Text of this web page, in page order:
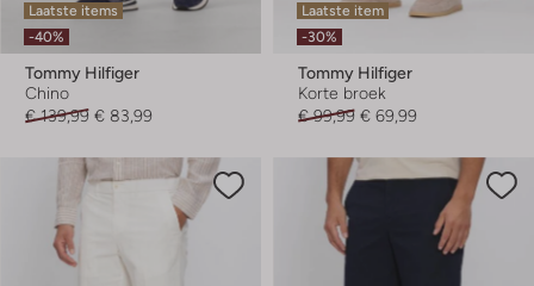
Laatste items
-40%
Tommy Hilfiger
Chino
€ 139,99 € 83,99
Laatste item
-30%
Tommy Hilfiger
Korte broek
€ 99,99 € 69,99